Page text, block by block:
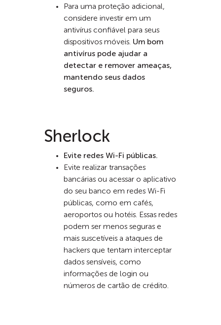
Para uma proteção adicional,
considere investir em um
antivírus confiável para seus
dispositivos móveis. Um bom
antivírus pode ajudar a
detectar e remover ameaças,
mantendo seus dados
seguros.
Sherlock
Evite redes Wi-Fi públicas.
Evite realizar transações
bancárias ou acessar o aplicativo
do seu banco em redes Wi-Fi
públicas, como em cafés,
aeroportos ou hotéis. Essas redes
podem ser menos seguras e
mais suscetíveis a ataques de
hackers que tentam interceptar
dados sensíveis, como
informações de login ou
números de cartão de crédito.